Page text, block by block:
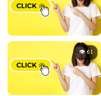
👁 61